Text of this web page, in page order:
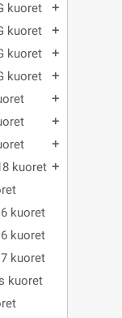
kuoret add
kuoret add
kuoret add
kuoret add
add
add
add
kuoret add
kuoret
kuoret
kuoret
kuoret